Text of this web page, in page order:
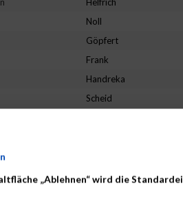
Noll
Göpfert
Frank
Handreka
Scheid
Seemüller
„Ablehnen“ wird die